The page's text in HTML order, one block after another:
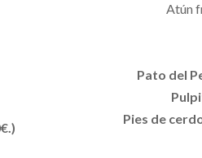
Atún
Pato del
Pies de